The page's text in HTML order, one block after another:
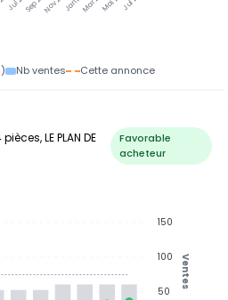
Nb ventes Cette annonce
LE PLAN DE
Favorable
acheteur
150
100
50
Ventes